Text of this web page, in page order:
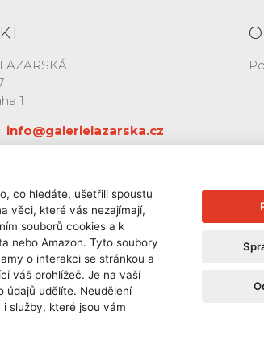
1
info@galerielazarska.cz
+420 222 523 739
co hledáte, ušetřili spoustu
věci, které vás nezajímají,
souborů cookies a k
nebo Amazon. Tyto soubory
o interakci se stránkou a
váš prohlížeč. Je na vaší
údajů udělíte. Neudělení
služby, které jsou vám